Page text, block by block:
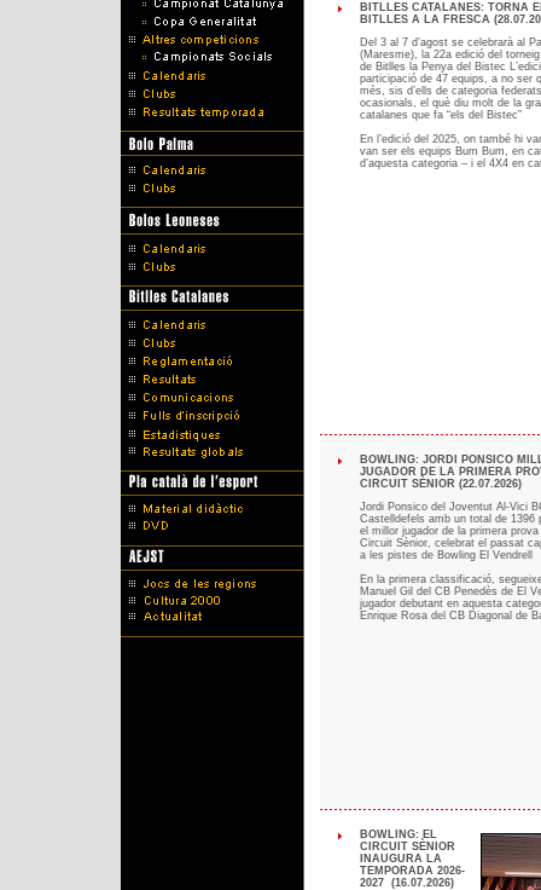
BITLLES CATALANES: TORNA
BITLLES A LA FRESCA
Del 3 al 7 d’agost se celebrarà al
(Maresme), la 22a edició del
de Bitlles la Penya del Bistec
participació de 47 equips, a no ser
més, sis d’ells de categoria
ocasionals, el què diu molt de la
catalanes que fa “els del Bistec”
En l’edició del 2025, on també hi
van ser els equips Bum Bum, en
d’aquesta categoria – i el 4X4 en
BOWLING: JORDI PONSICO
JUGADOR DE LA PRIMERA
CIRCUIT SÈNIOR (22.07.2026)
Jordi Ponsico del Joventut Al-Vici
Castelldefels amb un total de 1396
el millor jugador de la primera prova
Circuit Sènior, celebrat el passat
a les pistes de Bowling El Vendrell
En la primera classificació,
Manuel Gil del CB Penedès de El
jugador debutant en aquesta
Enrique Rosa del CB Diagonal de
BOWLING: EL
CIRCUIT SÈNIOR
INAUGURA LA
TEMPORADA 2026-
2027 (16.07.2026)